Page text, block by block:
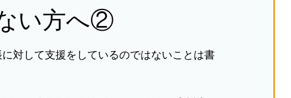
い方へ②
対して支援をしているのではないことは書